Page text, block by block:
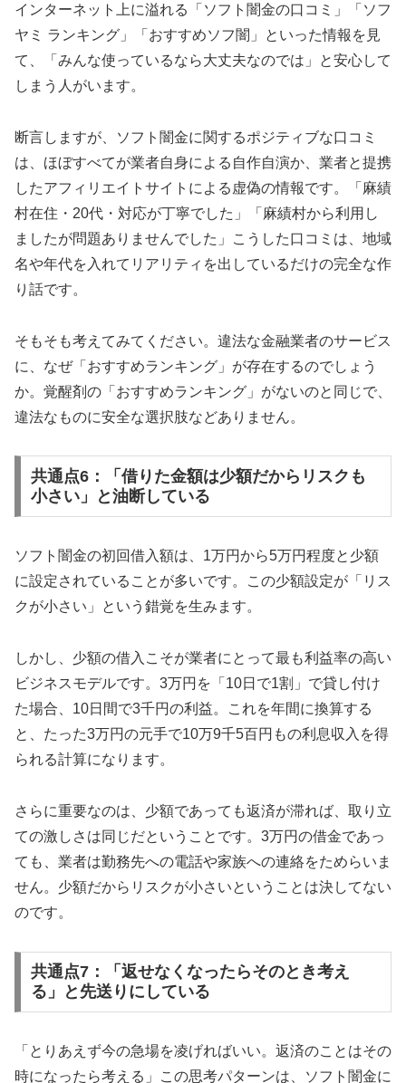
インターネット上に溢れる「ソフト闇金の口コミ」「ソフ
ヤミ ランキング」「おすすめソフ闇」といった情報を見
て、「みんな使っているなら大丈夫なのでは」と安心して
しまう人がいます。
断言しますが、ソフト闇金に関するポジティブな口コミ
は、ほぼすべてが業者自身による自作自演か、業者と提携
したアフィリエイトサイトによる虚偽の情報です。「麻績
村在住・20代・対応が丁寧でした」「麻績村から利用し
ましたが問題ありませんでした」こうした口コミは、地域
名や年代を入れてリアリティを出しているだけの完全な作
り話です。
そもそも考えてみてください。違法な金融業者のサービス
に、なぜ「おすすめランキング」が存在するのでしょう
か。覚醒剤の「おすすめランキング」がないのと同じで、
違法なものに安全な選択肢などありません。
共通点6：「借りた金額は少額だからリスクも
小さい」と油断している
ソフト闇金の初回借入額は、1万円から5万円程度と少額
に設定されていることが多いです。この少額設定が「リス
クが小さい」という錯覚を生みます。
しかし、少額の借入こそが業者にとって最も利益率の高い
ビジネスモデルです。3万円を「10日で1割」で貸し付け
た場合、10日間で3千円の利益。これを年間に換算する
と、たった3万円の元手で10万9千5百円もの利息収入を得
られる計算になります。
さらに重要なのは、少額であっても返済が滞れば、取り立
ての激しさは同じだということです。3万円の借金であっ
ても、業者は勤務先への電話や家族への連絡をためらいま
せん。少額だからリスクが小さいということは決してない
のです。
共通点7：「返せなくなったらそのとき考え
る」と先送りにしている
「とりあえず今の急場を凌げればいい。返済のことはその
時になったら考える」この思考パターンは、ソフト闇金に